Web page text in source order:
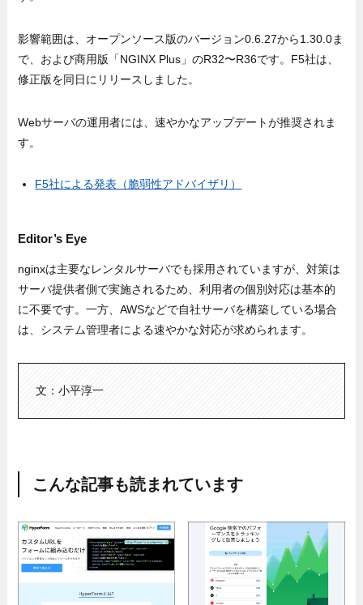
影響範囲は、オープンソース版のバージョン0.6.27から1.30.0ま
で、および商用版「NGINX Plus」のR32〜R36です。F5社は、
修正版を同日にリリースしました。
Webサーバの運用者には、速やかなアップデートが推奨されま
す。
F5社による発表（脆弱性アドバイザリ）
Editor’s Eye
nginxは主要なレンタルサーバでも採用されていますが、対策は
サーバ提供者側で実施されるため、利用者の個別対応は基本的
に不要です。一方、AWSなどで自社サーバを構築している場合
は、システム管理者による速やかな対応が求められます。
文：小平淳一
こんな記事も読まれています